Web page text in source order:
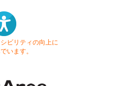
ビリティの向上に
います。